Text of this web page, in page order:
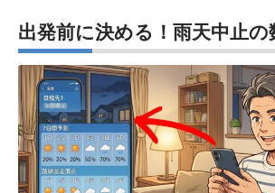
出発前に決める！雨天中止の